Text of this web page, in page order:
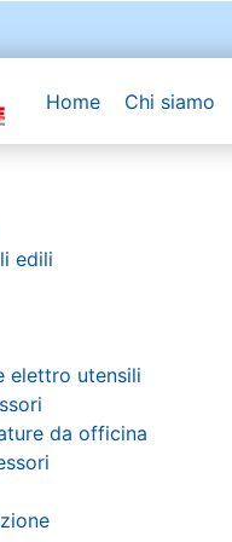
Home Chi siamo
edili
elettro utensili
da officina